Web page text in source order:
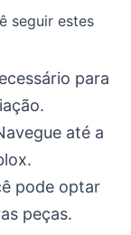
seguir estes
para
até a
pode optar
peças.